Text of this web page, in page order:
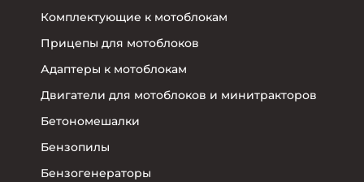
Комплектующие к мотоблокам
Прицепы для мотоблоков
Адаптеры к мотоблокам
Двигатели для мотоблоков и минитракторов
Бетономешалки
Бензопилы
Бензогенераторы